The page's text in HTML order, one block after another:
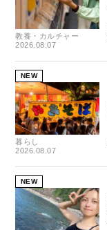
教養・カルチャー
2026.08.07
NEW
暮らし
2026.08.07
NEW